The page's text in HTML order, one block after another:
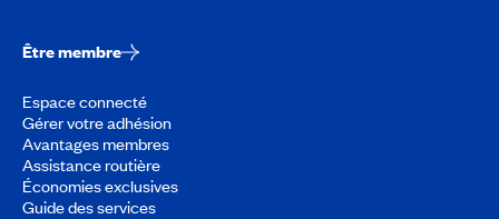
Être membre
Espace connecté
Gérer votre adhésion
Avantages membres
Assistance routière
Économies exclusives
Guide des services